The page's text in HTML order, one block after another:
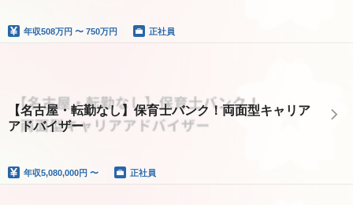
年収508万円 〜 750万円 正社員
【名古屋・転勤なし】保育士バンク！両面型キャリア
アドバイザー
年収5,080,000円 〜 正社員